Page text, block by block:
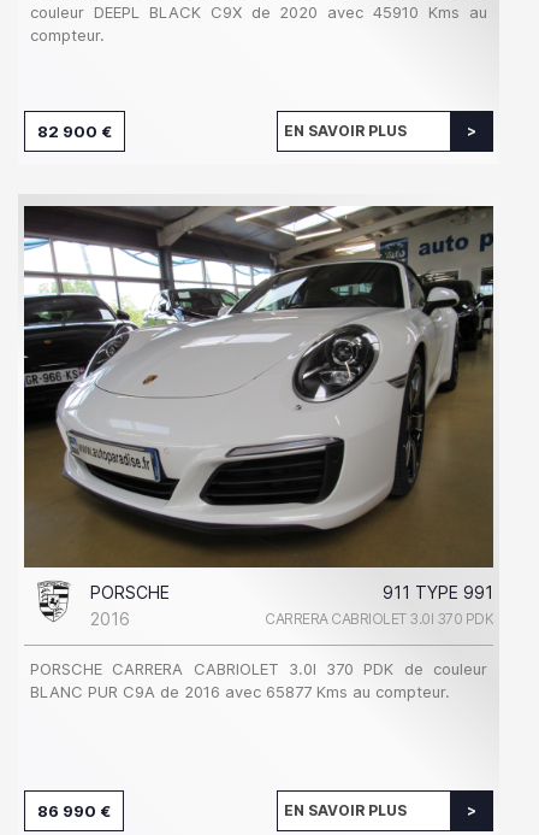
couleur DEEPL BLACK C9X de 2020 avec 45910 Kms au
compteur.
82 900 € EN SAVOIR PLUS
PORSCHE
911 TYPE 991
2016
CARRERA CABRIOLET 3.0I 370 PDK
PORSCHE CARRERA CABRIOLET 3.0I 370 PDK de couleur
BLANC PUR C9A de 2016 avec 65877 Kms au compteur.
86 990 € EN SAVOIR PLUS